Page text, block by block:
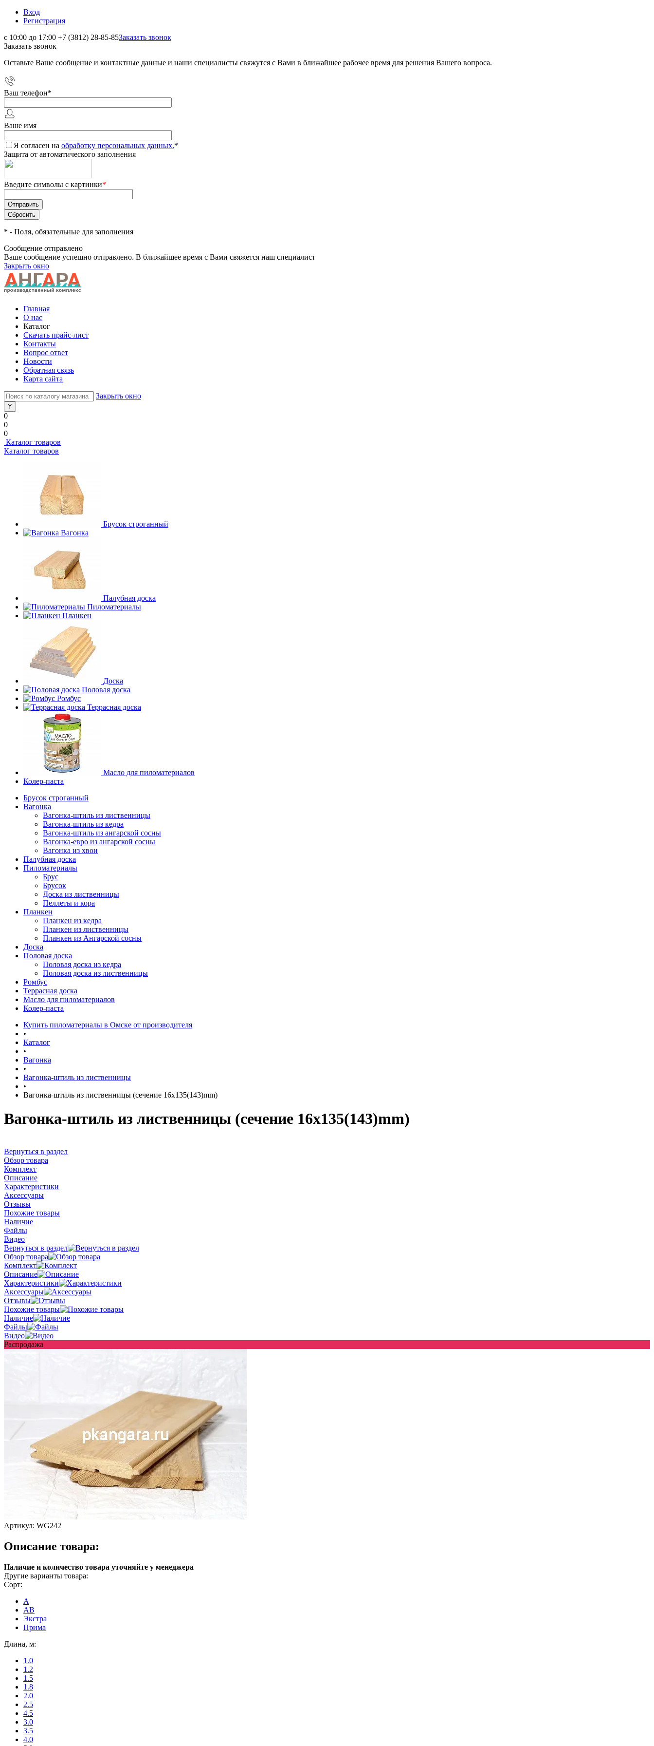
Вход
Регистрация
с 10:00 до 17:00 +7 (3812) 28-85-85Заказать звонок
Заказать звонок
Оставьте Ваше сообщение и контактные данные и наши специалисты свяжутся с Вами в ближайшее рабочее время для решения Вашего вопроса.
Ваш телефон*
Ваше имя
Я согласен на обработку персональных данных.*
Защита от автоматического заполнения
Введите символы с картинки*
* - Поля, обязательные для заполнения
Сообщение отправлено
Ваше сообщение успешно отправлено. В ближайшее время с Вами свяжется наш специалист
Закрыть окно
Главная
О нас
Каталог
Скачать прайс-лист
Контакты
Вопрос ответ
Новости
Обратная связь
Карта сайта
Закрыть окно
0
0
0
Каталог товаров
Каталог товаров
Брусок строганный
Вагонка
Палубная доска
Пиломатериалы
Планкен
Доска
Половая доска
Ромбус
Террасная доска
Масло для пиломатериалов
Колер-паста
Брусок строганный
Вагонка
Вагонка-штиль из лиственницы
Вагонка-штиль из кедра
Вагонка-штиль из ангарской сосны
Вагонка-евро из ангарской сосны
Вагонка из хвои
Палубная доска
Пиломатериалы
Брус
Брусок
Доска из лиственницы
Пеллеты и кора
Планкен
Планкен из кедра
Планкен из лиственницы
Планкен из Ангарской сосны
Доска
Половая доска
Половая доска из кедра
Половая доска из лиственницы
Ромбус
Террасная доска
Масло для пиломатериалов
Колер-паста
Купить пиломатериалы в Омске от производителя
•
Каталог
•
Вагонка
•
Вагонка-штиль из лиственницы
•
Вагонка-штиль из лиственницы (сечение 16x135(143)mm)
Вагонка-штиль из лиственницы (сечение 16x135(143)mm)
Вернуться в раздел
Обзор товара
Комплект
Описание
Характеристики
Аксессуары
Отзывы
Похожие товары
Наличие
Файлы
Видео
Вернуться в раздел
Обзор товара
Комплект
Описание
Характеристики
Аксессуары
Отзывы
Похожие товары
Наличие
Файлы
Видео
Распродажа
Артикул: WG242
Описание товара:
Наличие и количество товара уточняйте у менеджера
Другие варианты товара:
Сорт:
A
AB
Экстра
Прима
Длина, м:
1.0
1.2
1.5
1.8
2.0
2.5
4.5
3.0
3.5
4.0